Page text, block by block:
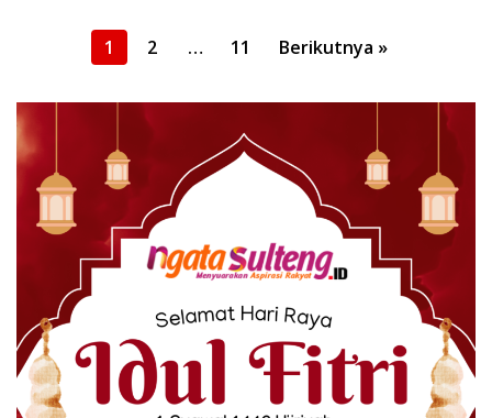
Paginasi
1 2 … 11 Berikutnya »